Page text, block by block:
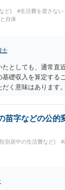
ど) #生活費を渡さない
自体
士
としても、通常直
礎収入を算定する
く意味はあります
良いかと思います
苗字などの公的
(別居中の生活費など)
#